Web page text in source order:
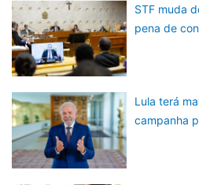
STF muda
pena de
Lula terá
campanha